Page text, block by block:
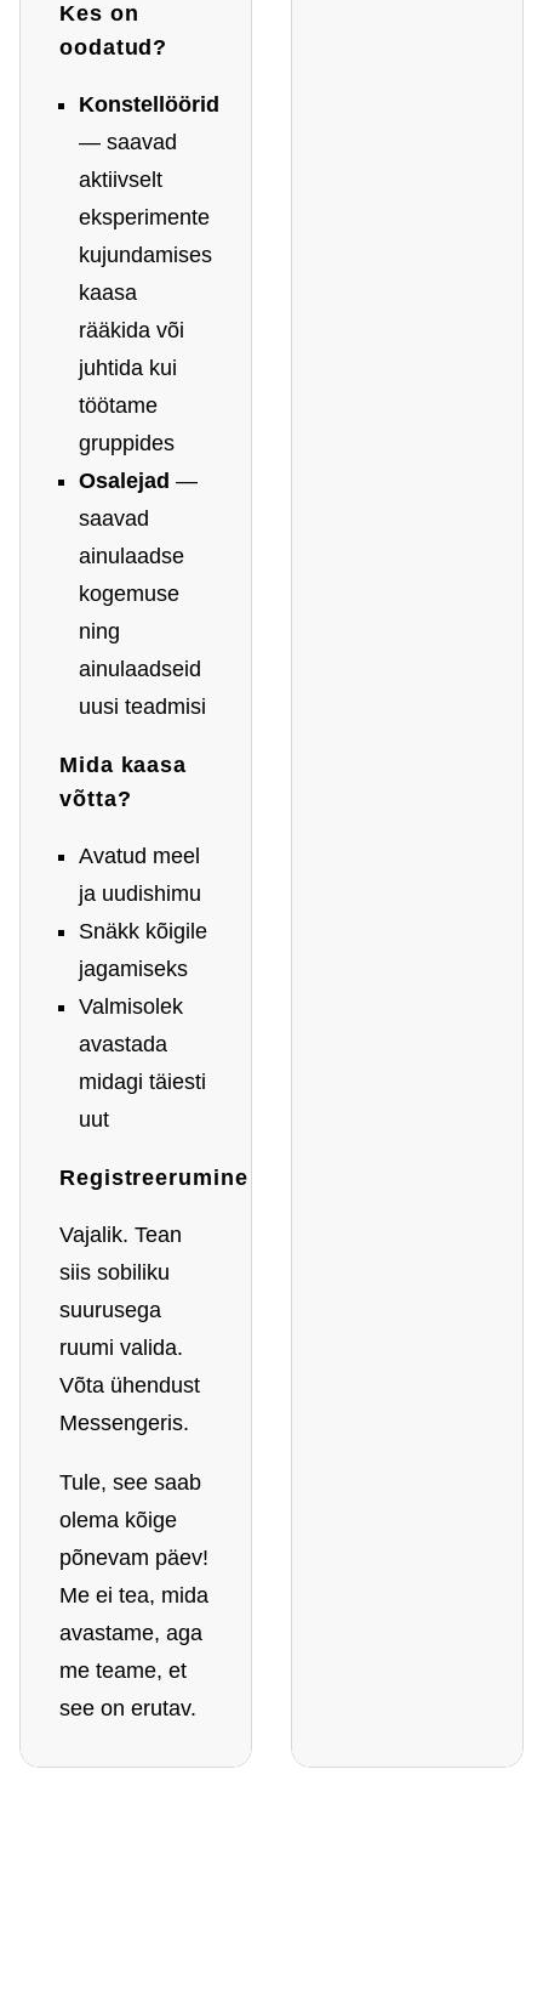
Kes on
oodatud?
Konstellöörid
— saavad
aktiivselt
eksperimente
kujundamises
kaasa
rääkida või
juhtida kui
töötame
gruppides
Osalejad —
saavad
ainulaadse
kogemuse
ning
ainulaadseid
uusi teadmisi
Mida kaasa
võtta?
Avatud meel
ja uudishimu
Snäkk kõigile
jagamiseks
Valmisolek
avastada
midagi täiesti
uut
Registreerumine
Vajalik. Tean
siis sobiliku
suurusega
ruumi valida.
Võta ühendust
Messengeris.
Tule, see saab
olema kõige
põnevam päev!
Me ei tea, mida
avastame, aga
me teame, et
see on erutav.